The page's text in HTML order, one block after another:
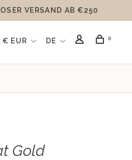
VERSAND AB €250
€ EUR DE 0
Gold